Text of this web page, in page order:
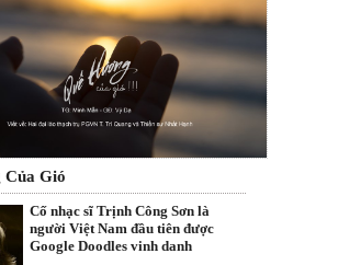
Của Gió
Cố nhạc sĩ Trịnh Công Sơn là
người Việt Nam đầu tiên được
Google Doodles vinh danh